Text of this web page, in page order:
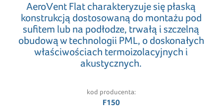
AeroVent Flat charakteryzuje się płaską
konstrukcją dostosowaną do montażu pod
sufitem lub na podłodze, trwałą i szczelną
obudową w technologii PML, o doskonałych
właściwościach termoizolacyjnych i
akustycznych.
kod producenta:
F150